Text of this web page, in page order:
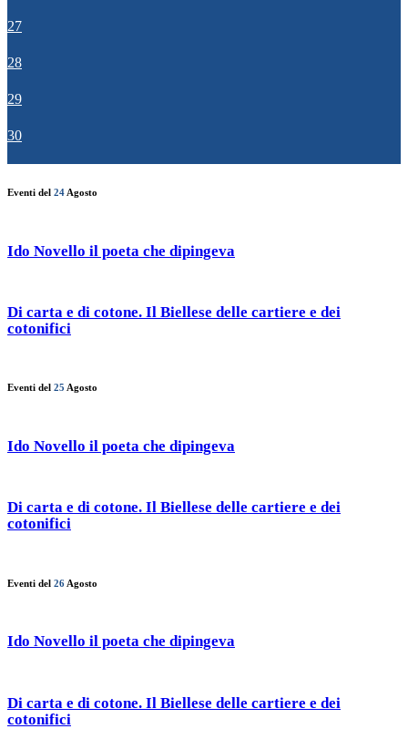
27
28
29
30
Eventi del 24 Agosto
Ido Novello il poeta che dipingeva
Di carta e di cotone. Il Biellese delle cartiere e dei
cotonifici
Eventi del 25 Agosto
Ido Novello il poeta che dipingeva
Di carta e di cotone. Il Biellese delle cartiere e dei
cotonifici
Eventi del 26 Agosto
Ido Novello il poeta che dipingeva
Di carta e di cotone. Il Biellese delle cartiere e dei
cotonifici